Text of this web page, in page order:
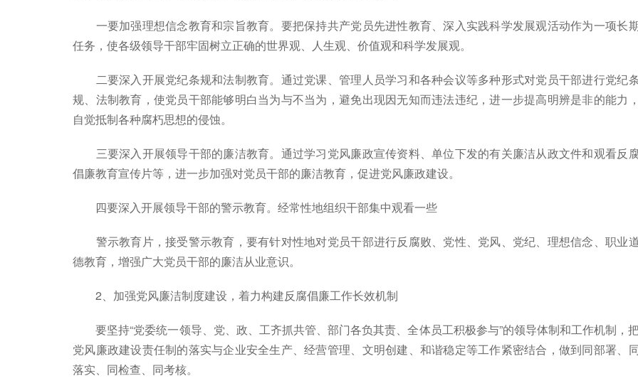
一要加强理想信念教育和宗旨教育。要把保持共产党员先进性教育、深入实践科学发展观活动作为一项长
任务，使各级领导干部牢固树立正确的世界观、人生观、价值观和科学发展观。
二要深入开展党纪条规和法制教育。通过党课、管理人员学习和各种会议等多种形式对党员干部进行党纪
规、法制教育，使党员干部能够明白当为与不当为，避免出现因无知而违法违纪，进一步提高明辨是非的能力，
自觉抵制各种腐朽思想的侵蚀。
三要深入开展领导干部的廉洁教育。通过学习党风廉政宣传资料、单位下发的有关廉洁从政文件和观看反
倡廉教育宣传片等，进一步加强对党员干部的廉洁教育，促进党风廉政建设。
四要深入开展领导干部的警示教育。经常性地组织干部集中观看一些
警示教育片，接受警示教育，要有针对性地对党员干部进行反腐败、党性、党风、党纪、理想信念、职业
德教育，增强广大党员干部的廉洁从业意识。
2、加强党风廉洁制度建设，着力构建反腐倡廉工作长效机制
要坚持“党委统一领导、党、政、工齐抓共管、部门各负其责、全体员工积极参与”的领导体制和工作机制，
党风廉政建设责任制的落实与企业安全生产、经营管理、文明创建、和谐稳定等工作紧密结合，做到同部署、
落实、同检查、同考核。